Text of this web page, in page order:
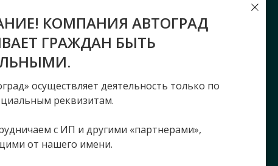
КОМПАНИЯ АВТОГРАД
ГРАЖДАН БЫТЬ
осуществляет деятельность только по
реквизитам.
с ИП и другими «партнерами»,
от нашего имени.
г. Иркутск, Блюхера, 12а
Телефон:
+7 9500 606 200
E-mail: rvi@sitrak-irk.ru